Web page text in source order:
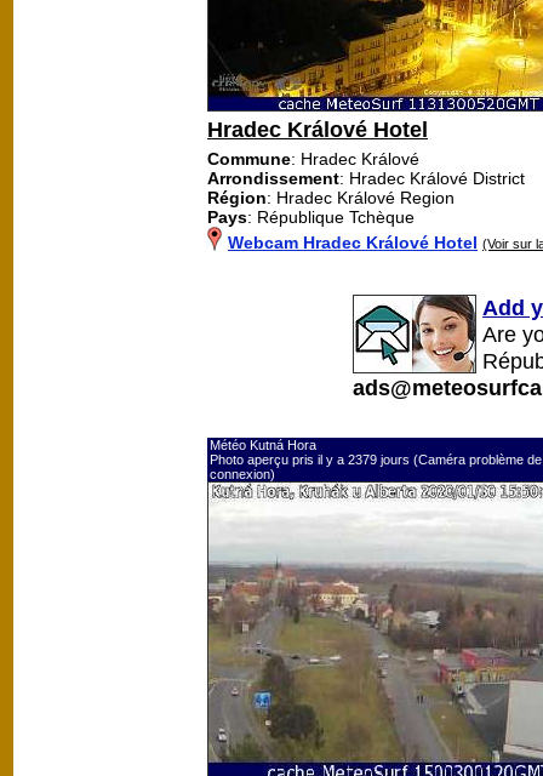
Hradec Králové Hotel
Commune: Hradec Králové
Arrondissement: Hradec Králové District
Région: Hradec Králové Region
Pays: République Tchèque
Webcam Hradec Králové Hotel (Voir sur
Add
Are
Météo Kutná Hora
Photo aperçu pris il y a 2379 jours (Caméra problème de
connexion)